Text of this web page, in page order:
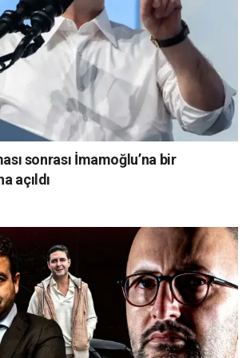
sonrası İmamoğlu’na bir
açıldı